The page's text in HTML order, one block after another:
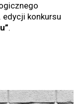
edycji konkursu
.